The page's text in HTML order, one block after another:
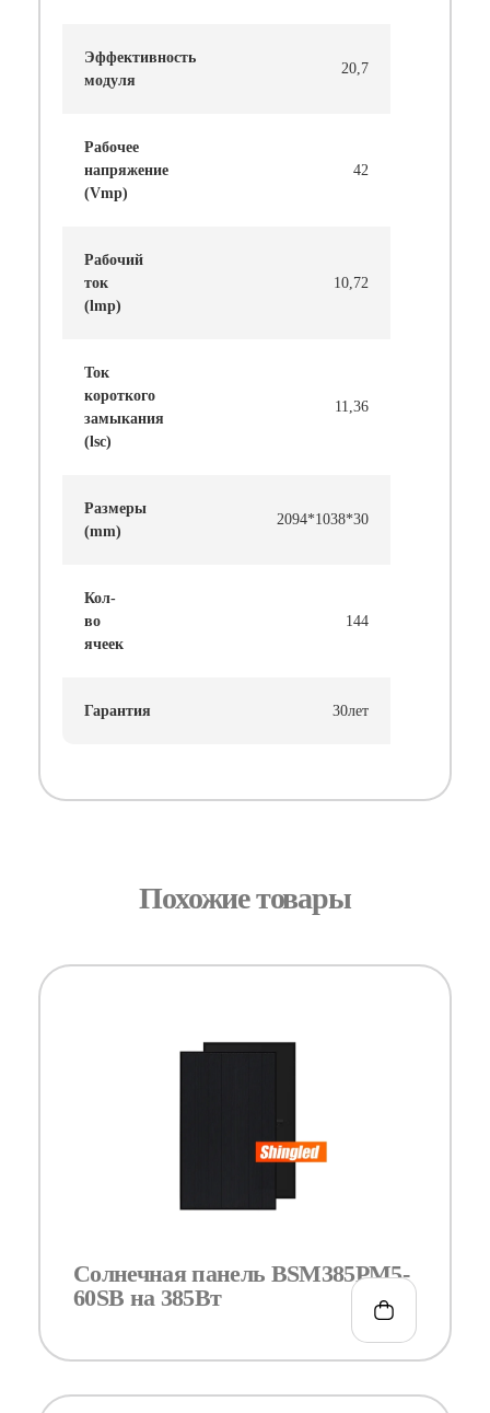
Эффективность
модуля
20,7
Рабочее
напряжение
(Vmp)
42
Рабочий
ток
(lmp)
10,72
Ток
короткого
замыкания
(lsc)
11,36
Размеры
(mm)
2094*1038*30
Кол-
во
ячеек
144
Гарантия 30лет
Похожие товары
Солнечная панель BSM385PM5-
60SB на 385Вт